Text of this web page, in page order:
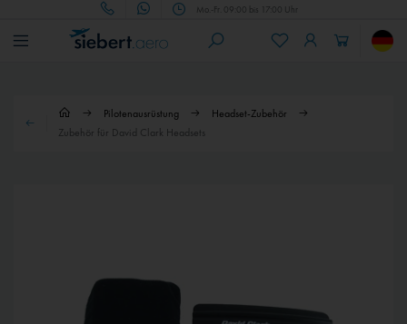
Mo.-Fr. 09:00 bis 17:00 Uhr
Pilotenausrüstung
Headset-Zubehör
Zubehör für David Clark Headsets